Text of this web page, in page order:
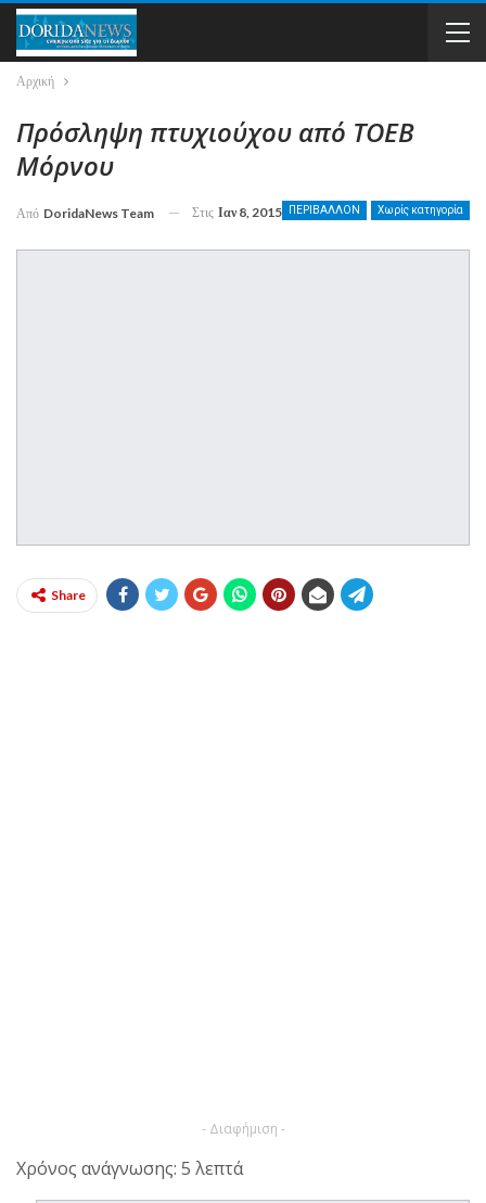
Αρχική
Πρόσληψη πτυχιούχου από ΤΟΕΒ
Μόρνου
ΠΕΡΙΒΑΛΛΟΝ Χωρίς κατηγορία
Από DoridaNews Team Στις Ιαν 8, 2015
Share
- Διαφήμιση -
Χρόνος ανάγνωσης: 5 λεπτά